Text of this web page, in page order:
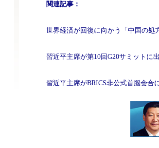
関連記事：
世界経済が回復に向かう「中国の処
習近平主席が第10回G20サミットに
習近平主席がBRICS非公式首脳会合